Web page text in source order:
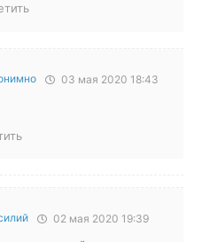
03 мая 2020 18:43
02 мая 2020 19:39